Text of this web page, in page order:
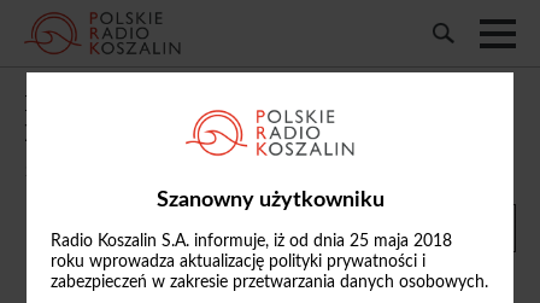
Szanowny użytkowniku
Radio Koszalin S.A. informuje, iż od dnia 25 maja 2018
roku wprowadza aktualizację polityki prywatności i
zabezpieczeń w zakresie przetwarzania danych osobowych.
Fortyfikacja w Ustroniu Morskim - mogła
być atrakcją, a jest zagrożeniem